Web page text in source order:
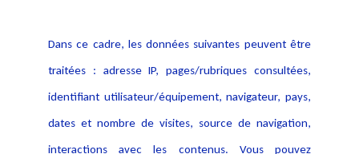
Dans ce cadre, les données suivantes peuvent être
traitées : adresse IP, pages/rubriques consultées,
identifiant utilisateur/équipement, navigateur, pays,
dates et nombre de visites, source de navigation,
interactions avec les contenus. Vous pouvez